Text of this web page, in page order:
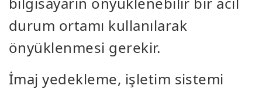
durum ortamı kullanılarak
önyüklenmesi gerekir.
İmaj yedekleme, işletim sistemi